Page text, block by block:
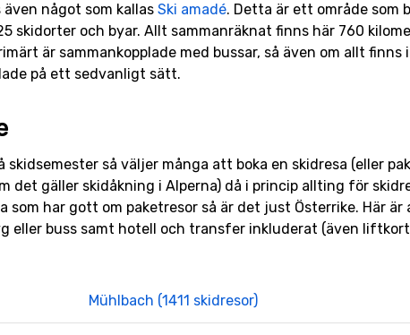
något som kallas Ski amadé. Detta är ett område som
skidorter och byar. Allt sammanräknat finns här 760
är sammankopplade med bussar, så även om allt finns
på ett sedvanligt sätt.
så väljer många att boka en skidresa (eller
det gäller skidåkning i Alperna) då i princip allting för
som har gott om paketresor så är det just Österrike. Här är
eller buss samt hotell och transfer inkluderat (även
Mühlbach (1411 skidresor)